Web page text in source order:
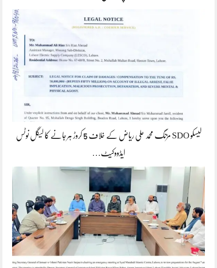
لیسکو SDO مزنگ محمد علی ریاض کے خلاف 5 کروڑ ہرجانے کا لیگل نوٹس
ایڈووکیٹ…